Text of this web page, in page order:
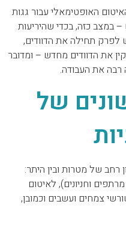
האופטימאלי עבור גגות
במצב כזה, בכדי שהיריעות
לפרק תחילה את הדוודים,
את הדוודים מחדש – ומדובר
רבה את העבודה.
של
רחב של מטרות ובין היתר:
וחניונים), לאיטום
צמחים ועשבים וכמובן,